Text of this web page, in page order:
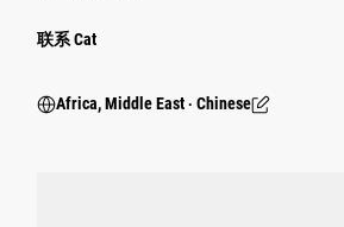
行业
联系 Cat
Africa, Middle East ‧ Chinese